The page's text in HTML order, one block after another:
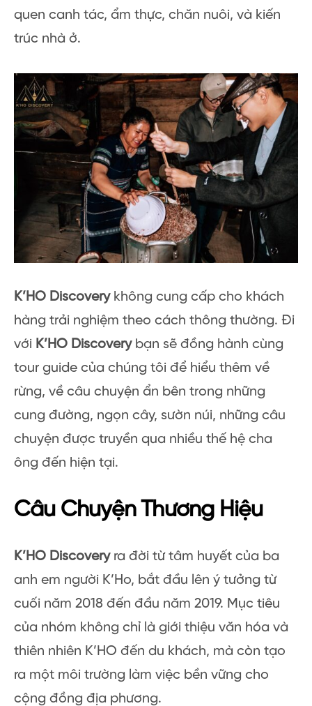
quen canh tác, ẩm thực, chăn nuôi, và kiến
trúc nhà ở.
K’HO Discoverykhông cung cấp cho khách
hàng trải nghiệm theo cách thông thường. Đi
với K’HO Discoverybạn sẽ đồng hành cùng
tour guide của chúng tôi để hiểu thêm về
rừng, về câu chuyện ẩn bên trong những
cung đường, ngọn cây, sườn núi, những câu
chuyện được truyền qua nhiều thế hệ cha
ông đến hiện tại.
Câu Chuyện Thương Hiệu
K’HO Discovery ra đời từ tâm huyết của ba
anh em người K’Ho, bắt đầu lên ý tưởng từ
cuối năm 2018 đến đầu năm 2019. Mục tiêu
của nhóm không chỉ là giới thiệu văn hóa và
thiên nhiên K’HO đến du khách, mà còn tạo
ra một môi trường làm việc bền vững cho
cộng đồng địa phương.